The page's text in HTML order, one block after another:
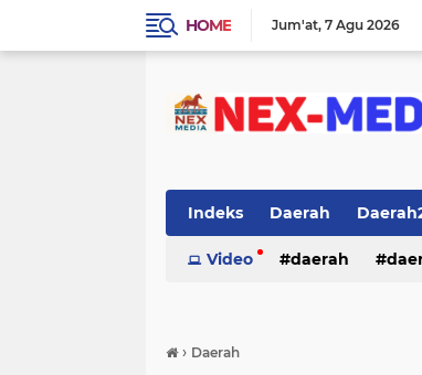
HOME Jum'at 7 Agu 2026
Indeks Daerah
Video daerah
› Daerah